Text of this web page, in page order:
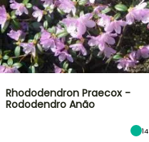
Rhododendron Praecox -
Rododendro Anão
14